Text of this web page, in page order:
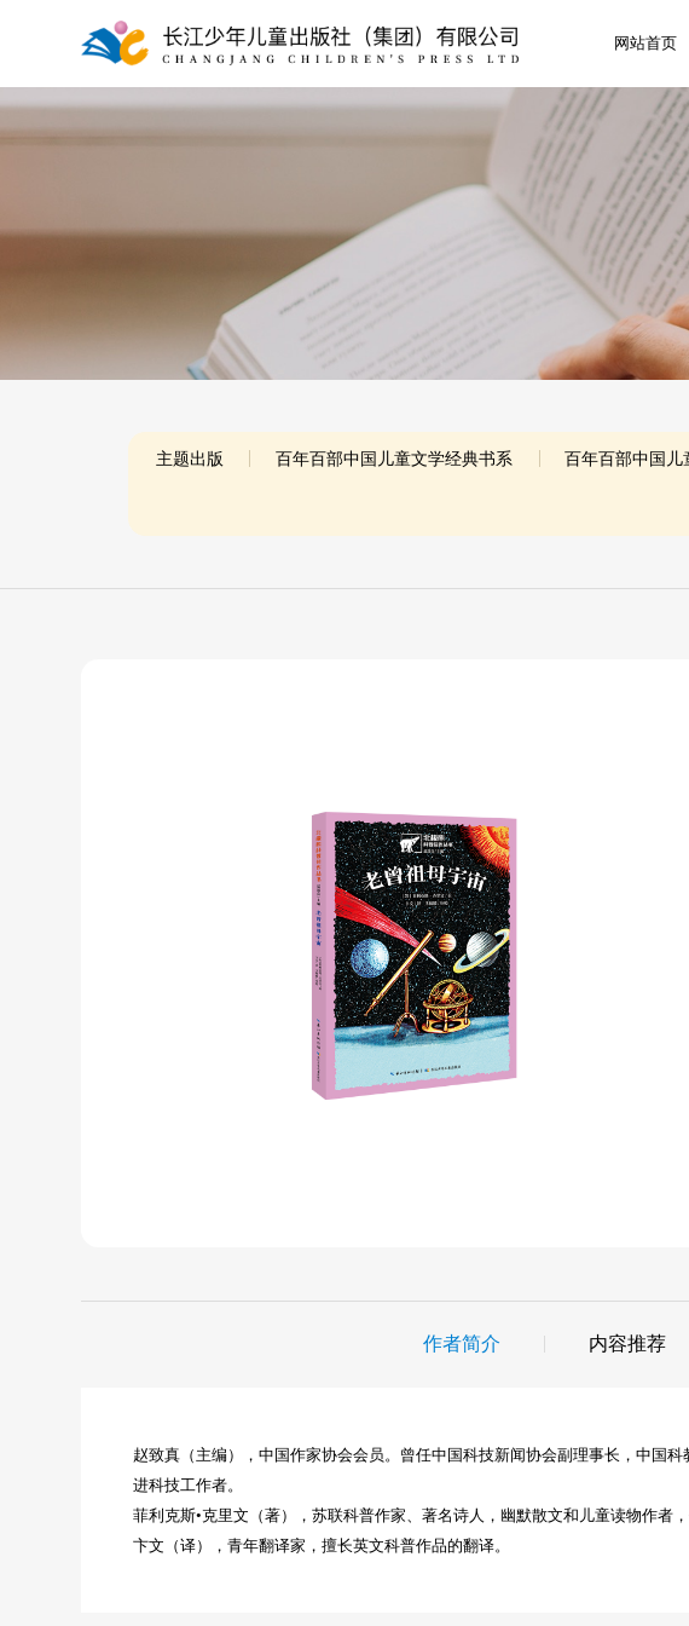
网站首页
主题出版 百年百部中国儿童文学经典书系 百年百部中国儿
作者简介 内容推荐
赵致真（主编），中国作家协会会员。曾任中国科技新闻协会副理事长，中国
进科技工作者。
菲利克斯•克里文（著），苏联科普作家、著名诗人，幽默散文和儿童读物作者
卞文（译），青年翻译家，擅长英文科普作品的翻译。